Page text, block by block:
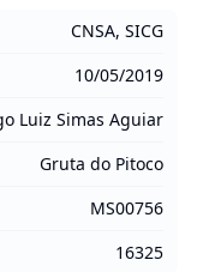
CNSA, SICG
10/05/2019
Luiz Simas Aguiar
Gruta do Pitoco
MS00756
16325